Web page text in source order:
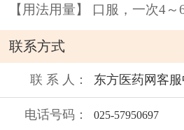
【用法用量】 口服，一次4
联系方式
联 系 人： 东方医药网客
电话号码： 025-57950697